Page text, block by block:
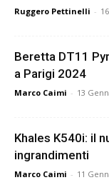
Ruggero Pettinelli -
Beretta DT11
a Parigi 2024
Marco Caimi - 13
Khales K540i: il
ingrandimenti
Marco Caimi - 11